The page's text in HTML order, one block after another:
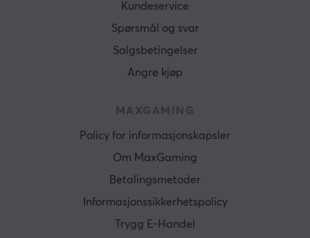
Kundeservice
Spørsmål og svar
Salgsbetingelser
Angre kjøp
MAXGAMING
Policy for informasjonskapsler
Om MaxGaming
Betalingsmetoder
Informasjonssikkerhetspolicy
Trygg E-Handel